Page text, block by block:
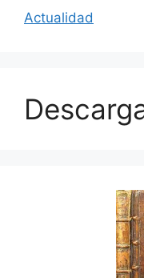
Actualidad